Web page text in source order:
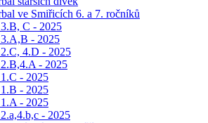
ve Smiřicích 6. a 7. ročníků
C - 2025
- 2025
4.D - 2025
- 2025
- 2025
- 2025
- 2025
- 2025